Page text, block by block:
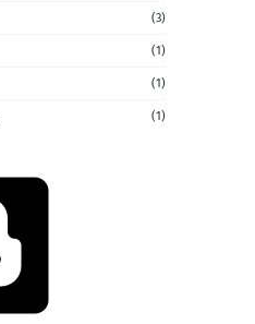
(3)
(1)
(1)
(1)